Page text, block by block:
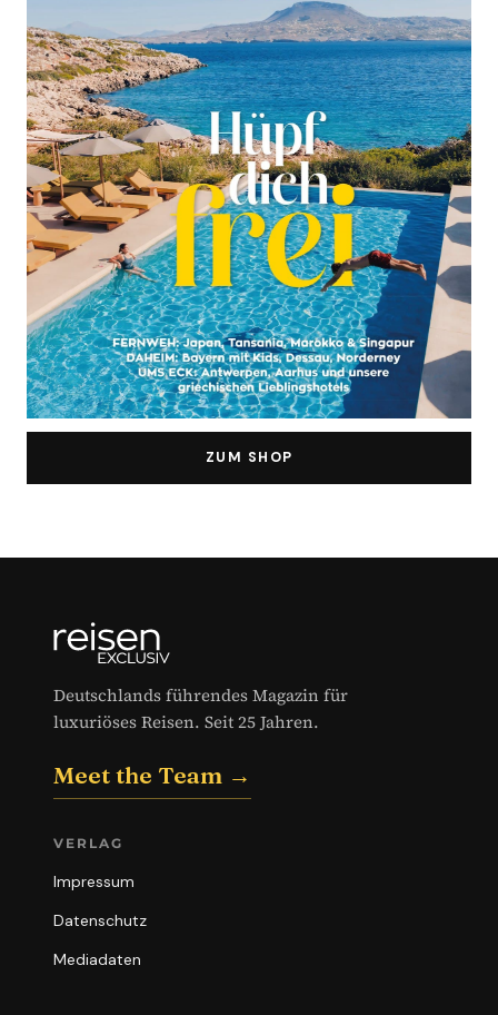
ZUM SHOP
Deutschlands führendes Magazin für
luxuriöses Reisen. Seit 25 Jahren.
Meet the Team →
VERLAG
Impressum
Datenschutz
Mediadaten